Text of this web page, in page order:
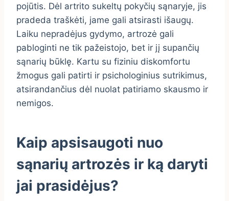
pojūtis. Dėl artrito sukeltų pokyčių sąnaryje, jis
pradeda traškėti, jame gali atsirasti išaugų.
Laiku nepradėjus gydymo, artrozė gali
pabloginti ne tik pažeistojo, bet ir jį supančių
sąnarių būklę. Kartu su fiziniu diskomfortu
žmogus gali patirti ir psichologinius sutrikimus,
atsirandančius dėl nuolat patiriamo skausmo ir
nemigos.
Kaip apsisaugoti nuo
sąnarių artrozės ir ką daryti
jai prasidėjus?